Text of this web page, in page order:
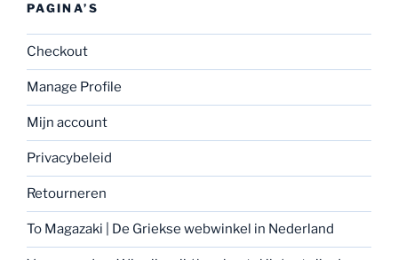
PAGINA’S
Checkout
Manage Profile
Mijn account
Privacybeleid
Retourneren
To Magazaki | De Griekse webwinkel in Nederland